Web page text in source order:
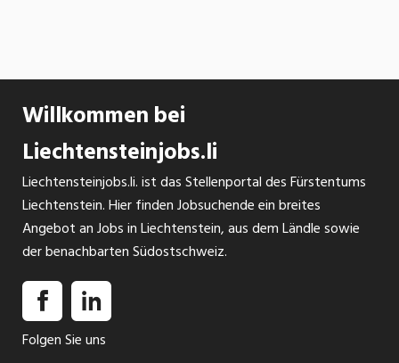
Willkommen bei
Liechtensteinjobs.li
Liechtensteinjobs.li. ist das Stellenportal des Fürstentums
Liechtenstein. Hier finden Jobsuchende ein breites
Angebot an Jobs in Liechtenstein, aus dem Ländle sowie
der benachbarten Südostschweiz.
Folgen Sie uns